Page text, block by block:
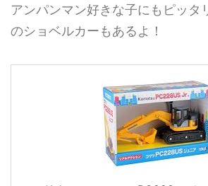
アンパンマン好きな子にもピッタ
のショベルカーもあるよ！